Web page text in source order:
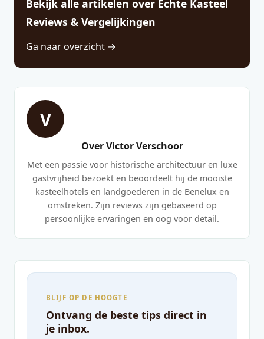
Bekijk alle artikelen over Echte Kasteel
Reviews & Vergelijkingen
Ga naar overzicht →
V
Over Victor Verschoor
Met een passie voor historische architectuur en luxe
gastvrijheid bezoekt en beoordeelt hij de mooiste
kasteelhotels en landgoederen in de Benelux en
omstreken. Zijn reviews zijn gebaseerd op
persoonlijke ervaringen en oog voor detail.
BLIJF OP DE HOOGTE
Ontvang de beste tips direct in
je inbox.